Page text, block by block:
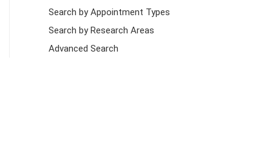
Search by Appointment Types
Search by Research Areas
Advanced Search